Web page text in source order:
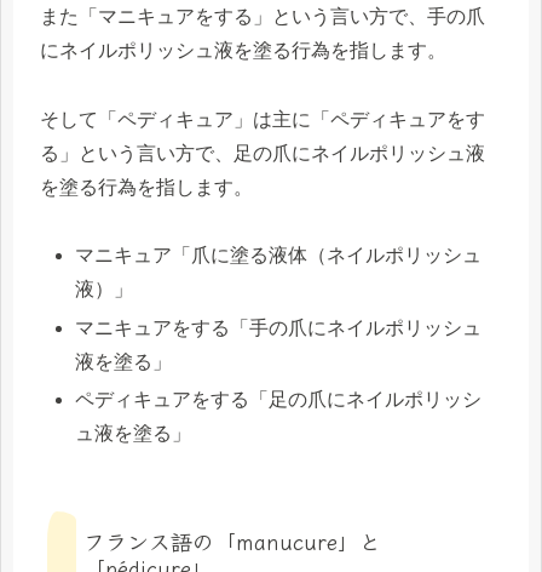
また「マニキュアをする」という言い方で、手の爪
にネイルポリッシュ液を塗る行為を指します。
そして「ペディキュア」は主に「ペディキュアをす
る」という言い方で、足の爪にネイルポリッシュ液
を塗る行為を指します。
マニキュア「爪に塗る液体（ネイルポリッシュ
液）」
マニキュアをする「手の爪にネイルポリッシュ
液を塗る」
ペディキュアをする「足の爪にネイルポリッシ
ュ液を塗る」
フランス語の「manucure」と